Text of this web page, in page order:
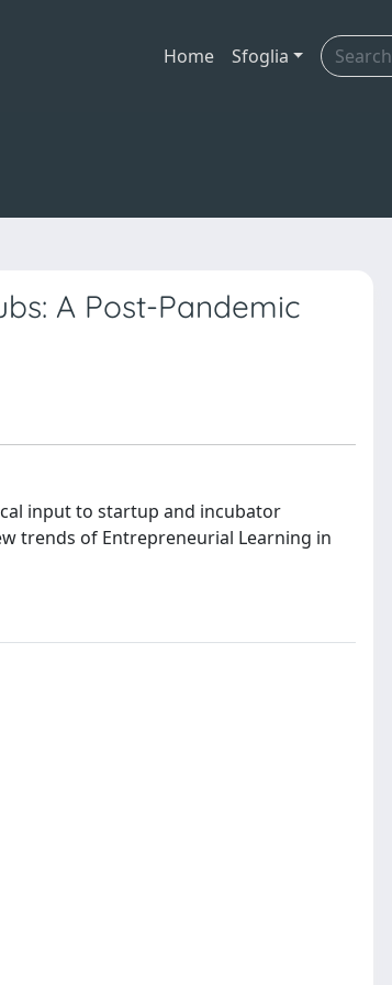
Home Sfoglia
A Post-Pandemic
input to startup and incubator
trends of Entrepreneurial Learning in